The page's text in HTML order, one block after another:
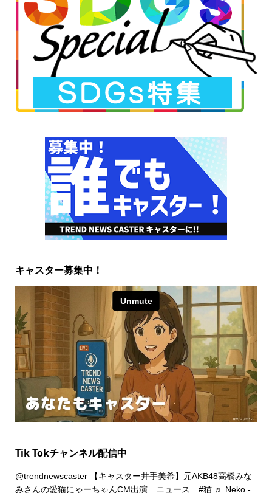
キャスター募集中！
Tik Tokチャンネル配信中
@trendnewscaster【キャスター井手美希】元AKB48高橋みな
みさんの愛猫にゃーちゃんCM出演 ニュース #猫 ♬ Neko -